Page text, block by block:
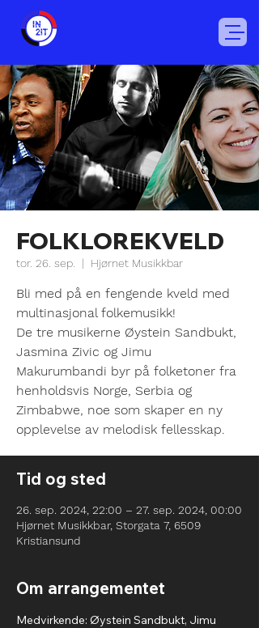
FOLKLOREKVELD
tor. 26. sep.
  |
Hjørnet Musikkbar
Bli med på en fengende kveld med
multinasjonal folkemusikk!
De tre musikerne Øystein Sandbukt,
Jasmina Zivic og Jimu
Makurumbandi byr på folketoner fra
henholdsvis Norge, Serbia og
Zimbabwe, noe som skaper en ny
opplevelse av melodisk fellesskap.
Tid og sted
26. sep. 2024, 22:00 – 27. sep. 2024, 00:00
Hjørnet Musikkbar, Storgata 7, 6509
Kristiansund
Om arrangementet
Medvirkende: Øystein Sandbukt, Jimu